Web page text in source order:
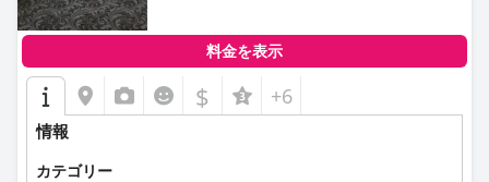
料金を表示
$ +6
情報
カテゴリー